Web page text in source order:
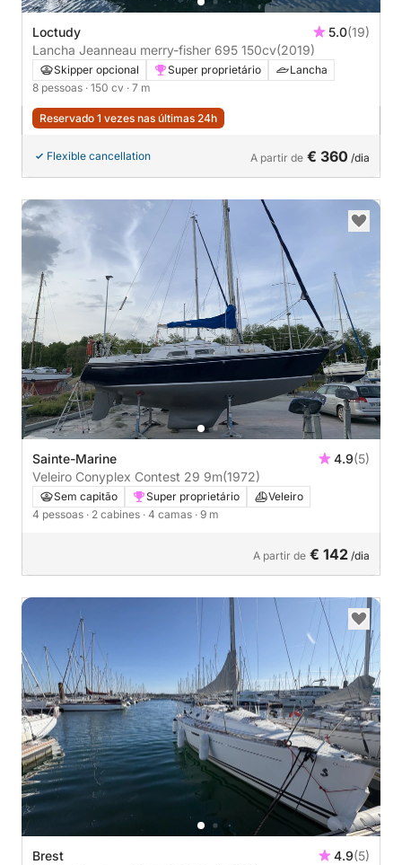
Loctudy 5.0(19)
Lancha Jeanneau merry-fisher 695 150cv(2019)
Skipper opcional Super proprietário
Lancha
8 pessoas · 150 cv · 7 m
Reservado 1 vezes nas últimas 24h
Flexible cancellation A partir de € 360 /dia
Sainte-Marine 4.9(5)
Veleiro Conyplex Contest 29 9m(1972)
Sem capitão Super proprietário
Veleiro
4 pessoas · 2 cabines · 4 camas · 9 m
A partir de € 142 /dia
Brest 4.9(5)